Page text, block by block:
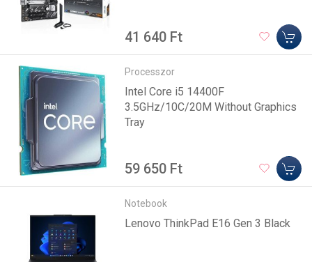
41 640 Ft
Processzor
Intel Core i5 14400F
3.5GHz/10C/20M Without Graphics
Tray
59 650 Ft
Notebook
Lenovo ThinkPad E16 Gen 3 Black